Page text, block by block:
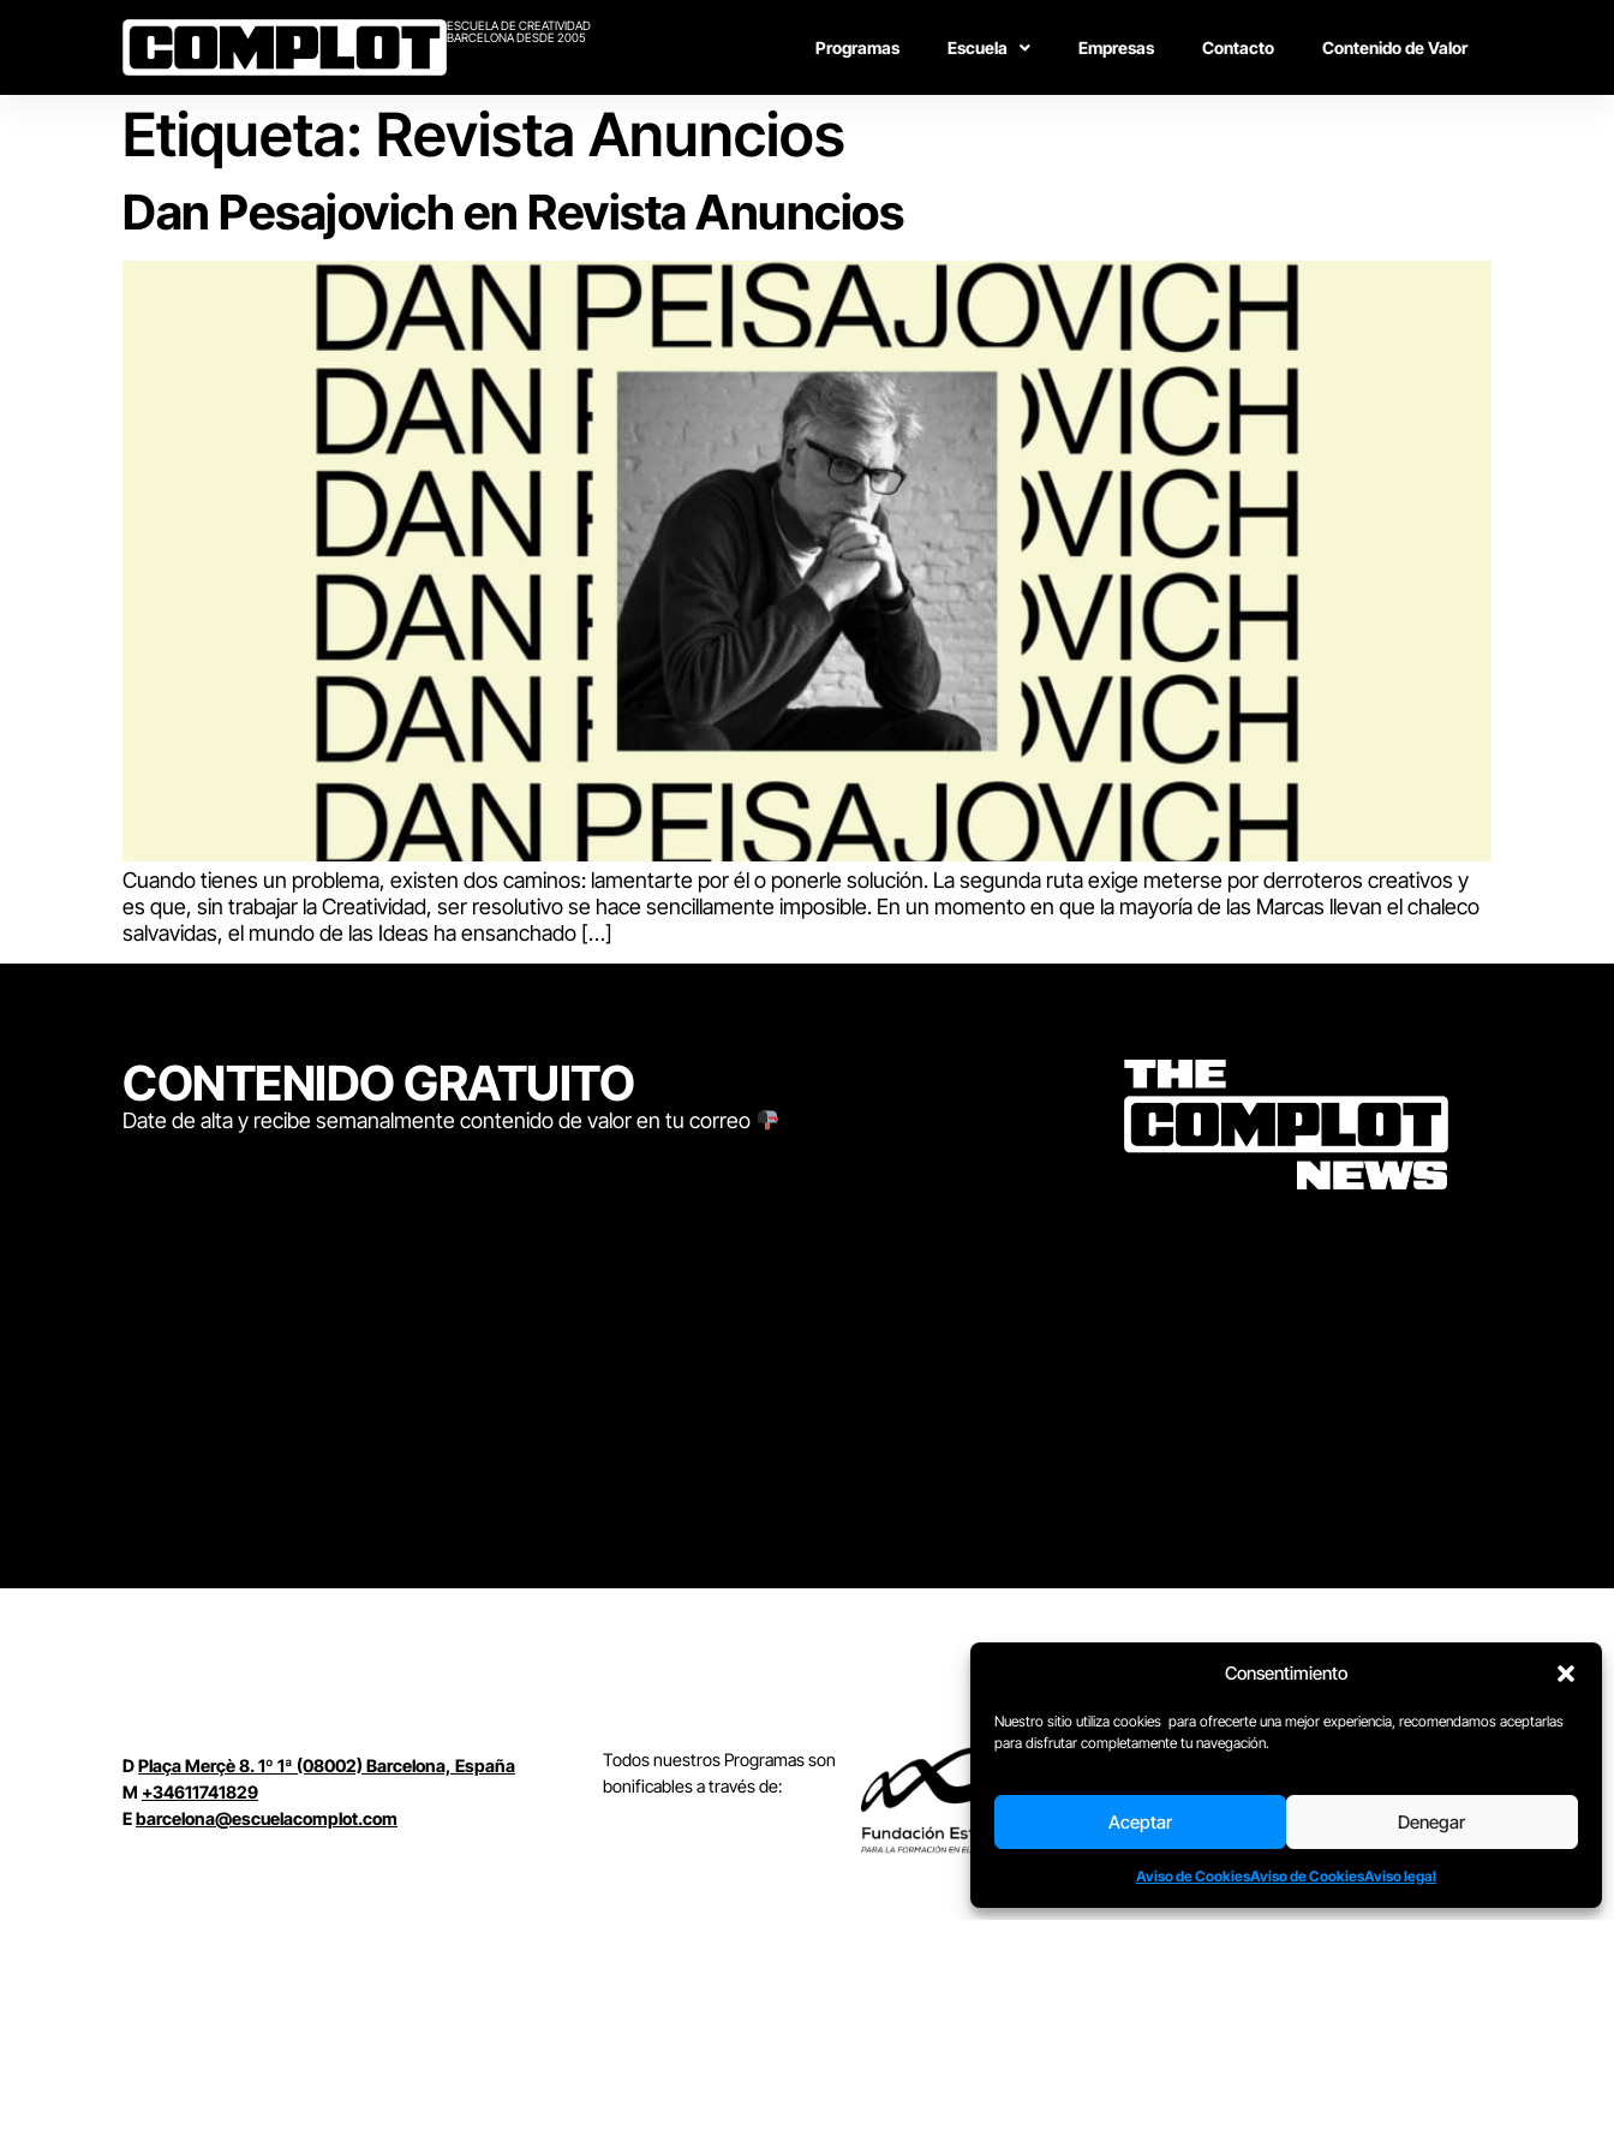
Consentimiento
Nuestro sitio utiliza cookies para ofrecerte una mejor experiencia, recomendamos aceptarlas
para disfrutar completamente tu navegación.
Aceptar Denegar
Aviso de CookiesAviso de CookiesAviso legal
ESCUELA DE CREATIVIDAD
BARCELONA DESDE 2005
Programas Escuela Empresas Contacto Contenido de Valor
Etiqueta: Revista Anuncios
Dan Pesajovich en Revista Anuncios
Cuando tienes un problema, existen dos caminos: lamentarte por él o ponerle solución. La segunda ruta exige meterse por derroteros creativos y
es que, sin trabajar la Creatividad, ser resolutivo se hace sencillamente imposible. En un momento en que la mayoría de las Marcas llevan el chaleco
salvavidas, el mundo de las Ideas ha ensanchado […]
CONTENIDO GRATUITO
Date de alta y recibe semanalmente contenido de valor en tu correo
DPlaça Merçè 8. 1º 1ª (08002) Barcelona, España
M +34611741829
Ebarcelona@escuelacomplot.com
Todos nuestros Programas son
bonificables a través de: